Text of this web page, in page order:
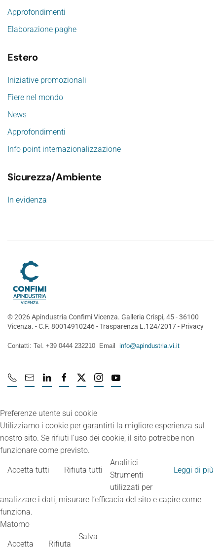
Approfondimenti
Elaborazione paghe
Estero
Iniziative promozionali
Fiere nel mondo
News
Approfondimenti
Info point internazionalizzazione
Sicurezza/Ambiente
In evidenza
©2026Apindustria Confimi Vicenza. Galleria Crispi, 45 - 36100
Vicenza. - C.F. 80014910246 -Trasparenza L.124/2017- Privacy
Contatti: Tel. +39 0444 232210 Email info@apindustria.vi.it
Preferenze utente sui cookie
Utilizziamo i cookie per garantirti la migliore esperienza sul
nostro sito. Se rifiuti l’uso dei cookie, il sito potrebbe non
funzionare come previsto.
Accetta tutti Rifiuta tutti Leggi di più
Analitici
Strumenti
utilizzati per
analizzare i dati, misurare l’efficacia del sito e capire come
funziona.
Matomo
Accetta Rifiuta
Salva